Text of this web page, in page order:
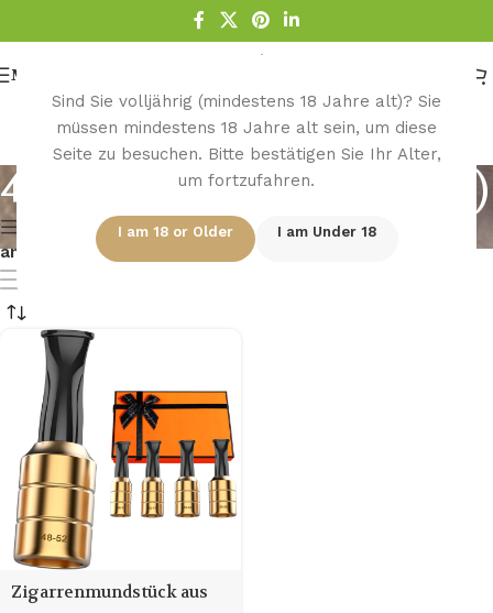
Sind Sie volljährig (mindestens 18 Jahre alt)? Sie
müssen mindestens 18 Jahre alt sein, um diese
Seite zu besuchen. Bitte bestätigen Sie Ihr Alter,
um fortzufahren.
I am 18 or Older I am Under 18
Menu
4-piece gift box set (grey)
Show column
anzeigen
9
Zigarrenmundstück aus